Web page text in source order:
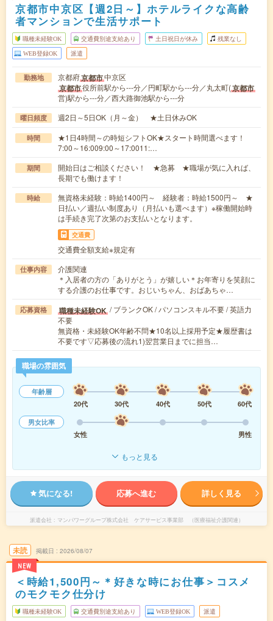
京都市中京区【週2日～】ホテルライクな高齢
者マンションで生活サポート
職種未経験OK 交通費別途支給あり 土日祝日が休み 残業なし
WEB登録OK 派遣
勤務地 京都府京都市中京区
京都市役所前駅から---分／円町駅から---分／丸太町(京都市
営)駅から---分／西大路御池駅から---分
曜日頻度 週2日～5日OK（月～金） ★土日休みOK
時間
★1日4時間～の時短シフトOK★スタート時間選べます！
7:00～16:009:00～17:0011:…
期間
開始日はご相談ください！ ★急募 ★職場が気に入れば、
長期でも働けます！
時給
無資格未経験：時給1400円～ 経験者：時給1500円～ ★
日払い／週払い制度あり（月払いも選べます）※稼働開始時
は手続き完了次第のお支払いとなります。
交通費
交通費全額支給※規定有
仕事内容
介護関連
＊入居者の方の「ありがとう」が嬉しい＊お年寄りを笑顔に
する介護のお仕事です。おじいちゃん、おばあちゃ…
応募資格 職種未経験OK / ブランクOK / パソコンスキル不要 / 英語力
不要
無資格・未経験OK年齢不問★10名以上採用予定★履歴書は
不要です▽応募後の流れ1)翌営業日までに担当…
職場の雰囲気
年齢層
20代
30代 40代 50代
60代
男女比率
女性
男性
もっと見る
気になる! 応募へ進む 詳しく見る
派遣会社 マンパワーグループ株式会社 ケアサービス事業部 （医療福祉介護関連）
未読
NEW
掲載日 2026/08/07
＜時給1,500円～＊好きな時にお仕事＞コスメ
のモクモク仕分け
職種未経験OK 交通費別途支給あり WEB登録OK 派遣